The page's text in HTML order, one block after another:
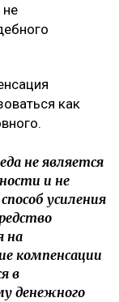
как
не является
и не
усиления
на
компенсации
в
денежного